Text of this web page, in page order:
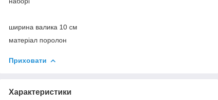
ширина валика 10 см
матеріал поролон
Приховати
Характеристики